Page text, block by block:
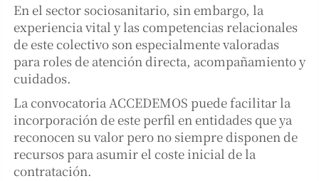
En el sector sociosanitario, sin embargo, la
experiencia vital y las competencias relacionales
de este colectivo son especialmente valoradas
para roles de atención directa, acompañamiento y
cuidados.
La convocatoria ACCEDEMOS puede facilitar la
incorporación de este perfil en entidades que ya
reconocen su valor pero no siempre disponen de
recursos para asumir el coste inicial de la
contratación.